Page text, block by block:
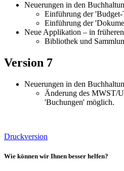
Neuerungen in den
Einführung der 'Budget-
Einführung der
Neue Applikation – in
Bibliothek und
Version 7
Neuerungen in den
Änderung des MWST/
'Buchungen' möglich.
Druckversion
Wie können wir Ihnen besser helfen?